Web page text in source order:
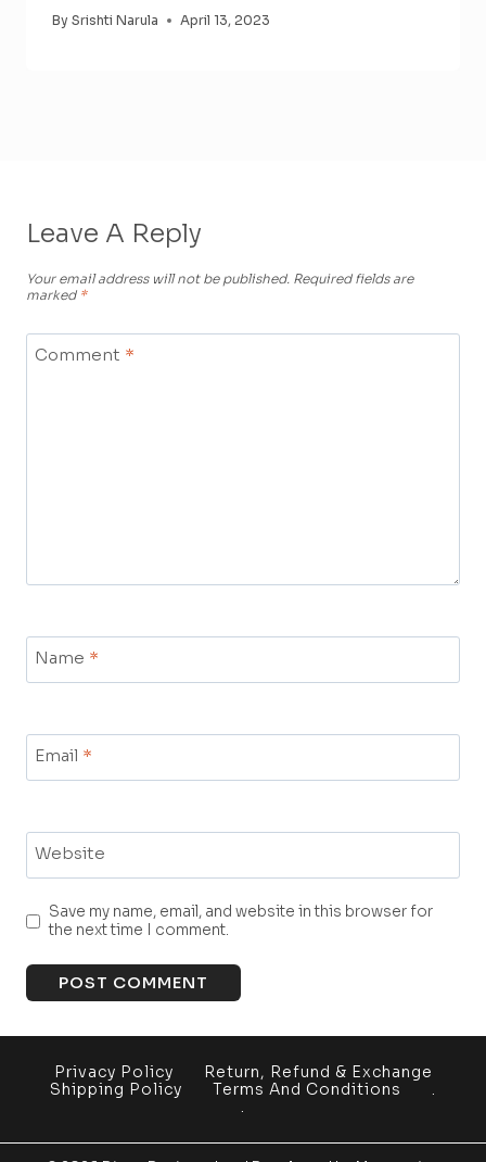
By Srishti Narula April 13, 2023
Leave A Reply
Your email address will not be published. Required fields are
marked *
Comment *
Name *
Email *
Website
Save my name, email, and website in this browser for
the next time I comment.
Privacy Policy
Return, Refund & Exchange
Shipping Policy
Terms And Conditions
.
.